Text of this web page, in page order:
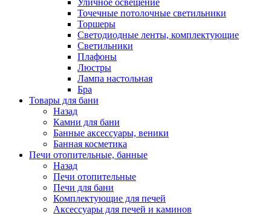
Уличное освещение
Точечные потолочные светильники
Торшеры
Светодиодные ленты, комплектующие
Светильники
Плафоны
Люстры
Лампа настольная
Бра
Товары для бани
Назад
Камни для бани
Банные аксессуары, веники
Банная косметика
Печи отопительные, банные
Назад
Печи отопительные
Печи для бани
Комплектующие для печей
Аксессуары для печей и каминов